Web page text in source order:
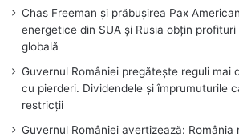
Chas Freeman și prăbușirea Pax
energetice din SUA și Rusia obțin
globală
Guvernul României pregătește reguli mai
cu pierderi. Dividendele și împrumuturile
restricții
Guvernul României avertizează: România